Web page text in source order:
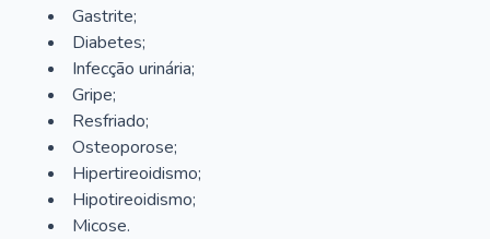
Gastrite;
Diabetes;
Infecção urinária;
Gripe;
Resfriado;
Osteoporose;
Hipertireoidismo;
Hipotireoidismo;
Micose.